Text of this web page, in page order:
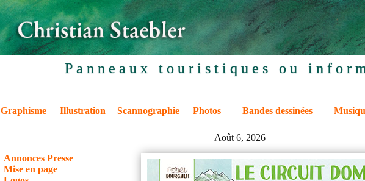
Panneaux touristiques ou
Graphisme Illustration Scannographie Photos Bandes dessinées
Août 6, 2026
Annonces Presse
Mise en page